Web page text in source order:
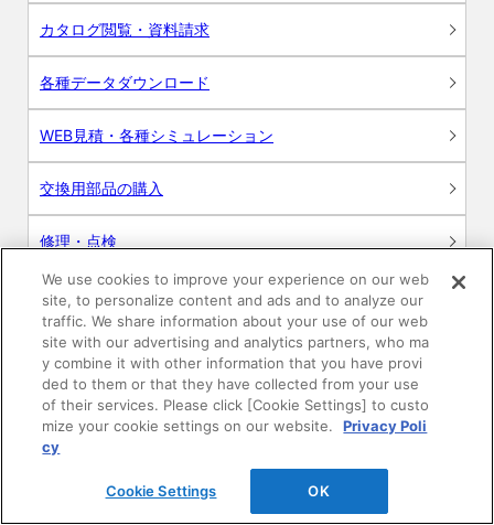
カタログ閲覧・資料請求
各種データダウンロード
WEB見積・各種シミュレーション
交換用部品の購入
修理・点検
お問い合わせ
ログイン
建築・設計関係者様向けサイト
ユーザー登録サービス
WEB見積システム
We use cookies to improve your experience on our web
site, to personalize content and ads and to analyze our
traffic. We share information about your use of our web
site with our advertising and analytics partners, who ma
y combine it with other information that you have provi
ded to them or that they have collected from your use
of their services. Please click [Cookie Settings] to custo
mize your cookie settings on our website.
Privacy Poli
cy
Cookie Settings OK